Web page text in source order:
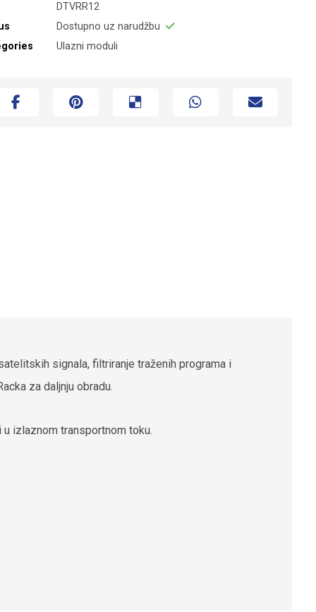
DTVRR12
Dostupno uz narudžbu
Ulazni moduli
signala, filtriranje traženih programa i
za daljnju obradu.
izlaznom transportnom toku.